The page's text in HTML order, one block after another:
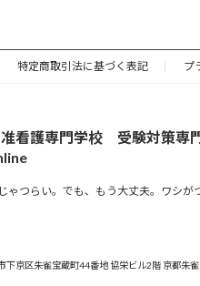
特定商取引法に基づく表記 プ
看護専門学校 受験対策専
ゃつらい。でも、もう大丈夫。ワシが
下京区朱雀宝蔵町44番地 協栄ビル2階 京都朱